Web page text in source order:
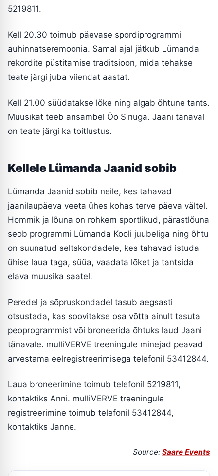
5219811.
Kell 20.30 toimub päevase spordiprogrammi
auhinnatseremoonia. Samal ajal jätkub Lümanda
rekordite püstitamise traditsioon, mida tehakse
teate järgi juba viiendat aastat.
Kell 21.00 süüdatakse lõke ning algab õhtune tants.
Muusikat teeb ansambel Öö Sinuga. Jaani tänaval
on teate järgi ka toitlustus.
Kellele Lümanda Jaanid sobib
Lümanda Jaanid sobib neile, kes tahavad
jaanilaupäeva veeta ühes kohas terve päeva vältel.
Hommik ja lõuna on rohkem sportlikud, pärastlõuna
seob programmi Lümanda Kooli juubeliga ning õhtu
on suunatud seltskondadele, kes tahavad istuda
ühise laua taga, süüa, vaadata lõket ja tantsida
elava muusika saatel.
Peredel ja sõpruskondadel tasub aegsasti
otsustada, kas soovitakse osa võtta ainult tasuta
peoprogrammist või broneerida õhtuks laud Jaani
tänavale. mulliVERVE treeningule minejad peavad
arvestama eelregistreerimisega telefonil 53412844.
Laua broneerimine toimub telefonil 5219811,
kontaktiks Anni. mulliVERVE treeningule
registreerimine toimub telefonil 53412844,
kontaktiks Janne.
Source: Saare Events